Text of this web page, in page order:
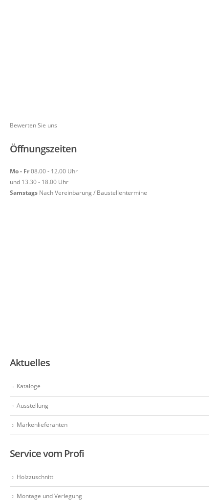
Bewerten Sie uns
Öffnungszeiten
Mo - Fr08.00 - 12.00 Uhr
und 13.30 - 18.00 Uhr
Samstags Nach Vereinbarung / Baustellentermine
Aktuelles
Kataloge
Ausstellung
Markenlieferanten
Service vom Profi
Holzzuschnitt
Montage und Verlegung